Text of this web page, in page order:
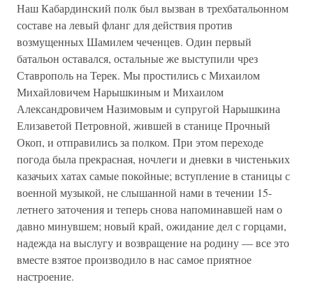
Наш Кабардинский полк был вызван в трехбатальонном
составе на левый фланг для действия против
возмущенных Шамилем чеченцев. Один первый
батальон оставался, остальные же выступили чрез
Ставрополь на Терек. Мы простились с Михаилом
Михайловичем Нарышкиным и Михаилом
Александровичем Назимовым и супругой Нарышкина
Елизаветой Петровной, жившей в станице Прочный
Окоп, и отправились за полком. При этом переходе
погода была прекрасная, ночлеги и дневки в чистеньких
казачьих хатах самые покойные; вступление в станицы с
военной музыкой, не слышанной нами в течении 15-
летнего заточения и теперь снова напоминавшей нам о
давно минувшем; новый край, ожидание дел с горцами,
надежда на выслугу и возвращение на родину — все это
вместе взятое производило в нас самое приятное
настроение.